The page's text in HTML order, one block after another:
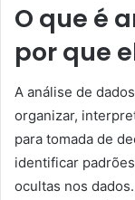
O que é
por que
A análise de
organizar,
para tomada de
identificar
ocultas nos